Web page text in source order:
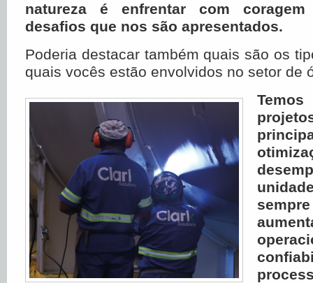
natureza é enfrentar com
desafios que nos são apresentados.
Poderia destacar também quais são os
quais vocês estão envolvidos no setor de